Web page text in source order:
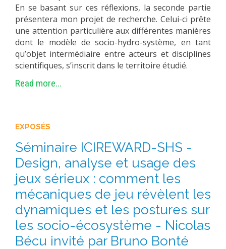
En se basant sur ces réflexions, la seconde partie
présentera mon projet de recherche. Celui-ci prête
une attention particulière aux différentes manières
dont le modèle de socio-hydro-système, en tant
qu’objet intermédiaire entre acteurs et disciplines
scientifiques, s’inscrit dans le territoire étudié.
Read more...
EXPOSÉS
Séminaire ICIREWARD-SHS -
Design, analyse et usage des
jeux sérieux : comment les
mécaniques de jeu révèlent les
dynamiques et les postures sur
les socio-écosystème - Nicolas
Bécu invité par Bruno Bonté